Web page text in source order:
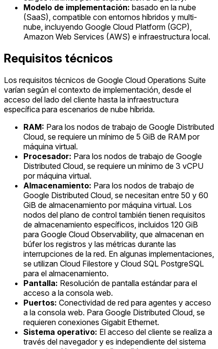
Modelo de implementación: basado en la nube
(SaaS), compatible con entornos híbridos y multi-
nube, incluyendo Google Cloud Platform (GCP),
Amazon Web Services (AWS) e infraestructura local.
Requisitos técnicos
Los requisitos técnicos de Google Cloud Operations Suite
varían según el contexto de implementación, desde el
acceso del lado del cliente hasta la infraestructura
específica para escenarios de nube híbrida.
RAM: Para los nodos de trabajo de Google Distributed
Cloud, se requiere un mínimo de 5 GiB de RAM por
máquina virtual.
Procesador: Para los nodos de trabajo de Google
Distributed Cloud, se requiere un mínimo de 3 vCPU
por máquina virtual.
Almacenamiento: Para los nodos de trabajo de
Google Distributed Cloud, se necesitan entre 50 y 60
GiB de almacenamiento por máquina virtual. Los
nodos del plano de control también tienen requisitos
de almacenamiento específicos, incluidos 120 GiB
para Google Cloud Observability, que almacenan en
búfer los registros y las métricas durante las
interrupciones de la red. En algunas implementaciones,
se utilizan Cloud Filestore y Cloud SQL PostgreSQL
para el almacenamiento.
Pantalla: Resolución de pantalla estándar para el
acceso a la consola web.
Puertos: Conectividad de red para agentes y acceso
a la consola web. Para Google Distributed Cloud, se
requieren conexiones Gigabit Ethernet.
Sistema operativo: El acceso del cliente se realiza a
través del navegador y es independiente del sistema